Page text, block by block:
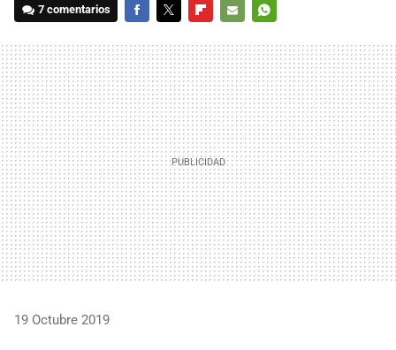
7 comentarios
MAIL
19 Octubre 2019